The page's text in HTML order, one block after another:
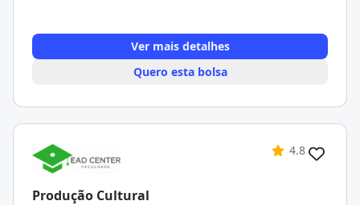
Ver mais detalhes
Quero esta bolsa
4.8
Produção Cultural